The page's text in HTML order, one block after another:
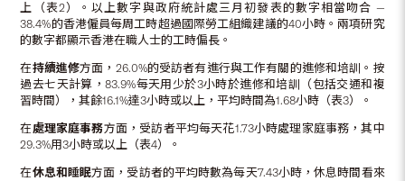
上（表2）。以上數字與政府統計處三月初發表的數字相當吻合 —
38.4%的香港僱員每周工時超過國際勞工組織建議的40小時。兩項研究
的數字都顯示香港在職人士的工時偏長。
在持續進修方面，26.0%的受訪者有進行與工作有關的進修和培訓。按
過去七天計算，83.9%每天用少於3小時於進修和培訓（包括交通和複
習時間），其餘16.1%達3小時或以上，平均時間為1.68小時（表3）。
在處理家庭事務方面，受訪者平均每天花1.73小時處理家庭事務，其中
29.3%用3小時或以上（表4）。
在休息和睡眠方面，受訪者的平均時數為每天7.43小時，休息時間看來